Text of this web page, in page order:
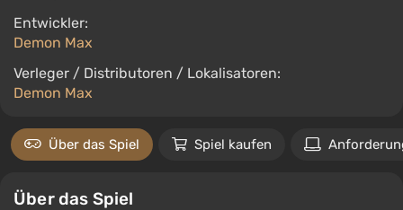
Entwickler:
Demon Max
Verleger / Distributoren / Lokalisatoren:
Demon Max
Über das Spiel Spiel kaufen
Über das Spiel